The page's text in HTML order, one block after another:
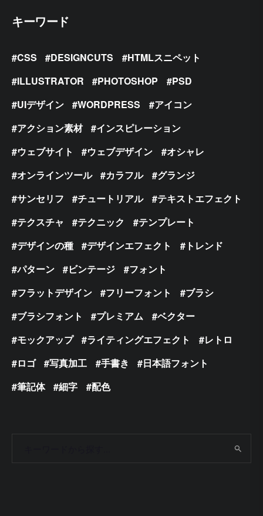
キーワード
CSS DESIGNCUTS
HTMLスニペット
ILLUSTRATOR
PHOTOSHOP
PSD
UIデザイン
WORDPRESS
アイコン
アクション素材
インスピレーション
ウェブサイト
ウェブデザイン
オシャレ
オンラインツール
カラフル
グランジ
サンセリフ
チュートリアル
テキストエフェクト
テクスチャ
テクニック
テンプレート
デザインの種
デザインエフェクト
トレンド
パターン
ビンテージ
フォント
フラットデザイン
フリーフォント
ブラシ
ブラシフォント
プレミアム
ベクター
モックアップ
ライティングエフェクト
レトロ
ロゴ
写真加工 手書き
日本語フォント
筆記体
細字 配色